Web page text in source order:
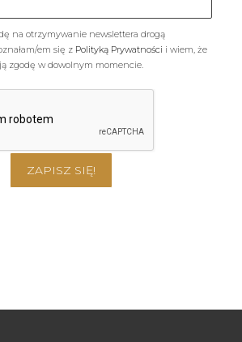
na otrzymywanie newslettera drogą
em się z Polityką Prywatności i wiem, że
zgodę w dowolnym momencie.